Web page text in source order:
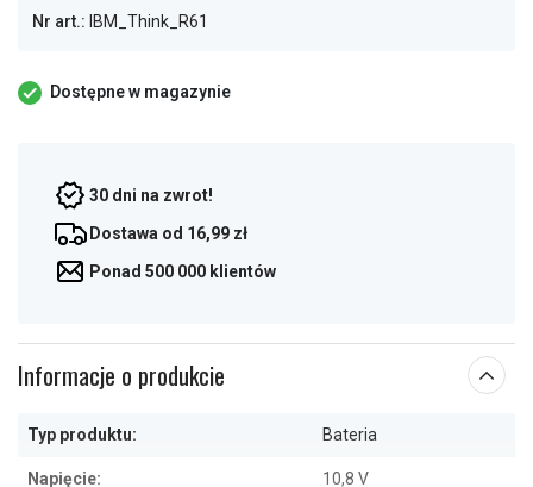
Nr art.: IBM_Think_R61
Dostępne w magazynie
30 dni na zwrot!
Dostawa od 16,99 zł
Ponad 500 000 klientów
Informacje o produkcie
Typ produktu: Bateria
Napięcie: 10,8 V